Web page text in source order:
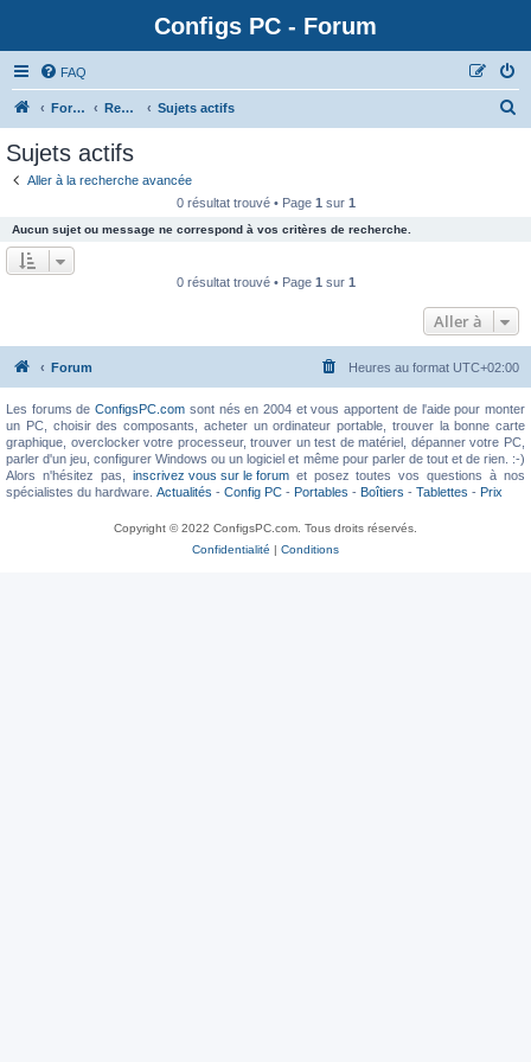
Configs PC - Forum
FAQ
Forum Rechercher Sujets actifs
Sujets actifs
Aller à la recherche avancée
0 résultat trouvé • Page 1 sur 1
Aucun sujet ou message ne correspond à vos critères de recherche.
0 résultat trouvé • Page 1 sur 1
Aller à
Forum Heures au format UTC+02:00
Les forums deConfigsPC.com sont nés en 2004 et vous apportent de l'aide pour monter
un PC, choisir des composants, acheter un ordinateur portable, trouver la bonne carte
graphique, overclocker votre processeur, trouver un test de matériel, dépanner votre PC,
parler d'un jeu, configurer Windows ou un logiciel et même pour parler de tout et de rien. :-)
Alors n'hésitez pas, inscrivez vous sur le forumet posez toutes vos questions à nos
spécialistes du hardware. Actualités - Config PC - Portables - Boîtiers - Tablettes - Prix
Copyright © 2022 ConfigsPC.com. Tous droits réservés.
Confidentialité | Conditions